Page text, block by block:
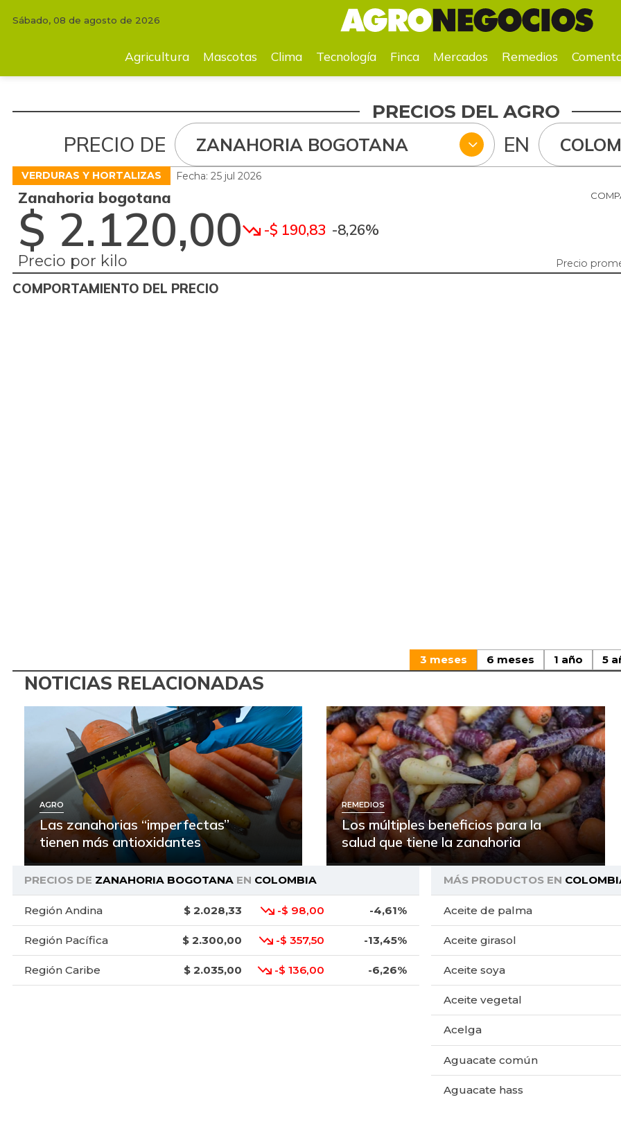
Mascotas Clima Tecnología Mercados Remedios Comentarios Agenda
Sábado, 08 de agosto de 2026
Agricultura Mascotas Clima Tecnología Finca Mercados Remedios
PRECIOS DEL AGRO
PRECIO DE ZANAHORIA BOGOTANA EN
VERDURAS Y HORTALIZAS Fecha: 25 jul 2026
Zanahoria bogotana
$ 2.120,00 -$ 190,83 -8,26%
Precio por kilo
Precio
COMPORTAMIENTO DEL PRECIO
3 meses 6 meses 1 año 5
NOTICIAS RELACIONADAS
AGRO
Las zanahorias “imperfectas”
tienen más antioxidantes
REMEDIOS
Los múltiples beneficios para la
salud que tiene la zanahoria
PRECIOS DE ZANAHORIA BOGOTANAEN COLOMBIA
Región Andina $ 2.028,33 -$ 98,00 -4,61%
Región Pacífica $ 2.300,00 -$ 357,50 -13,45%
Región Caribe $ 2.035,00 -$ 136,00 -6,26%
MÁS PRODUCTOS EN
Aceite de palma
Aceite girasol
Aceite soya
Aceite vegetal
Acelga
Aguacate común
Aguacate hass